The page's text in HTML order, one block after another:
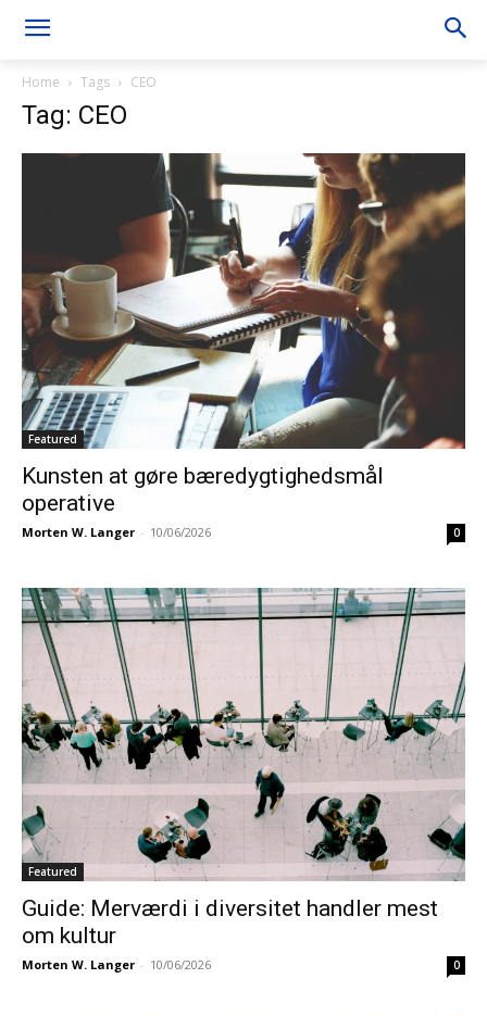
Home Tags CEO
Tag: CEO
Featured
Kunsten at gøre bæredygtighedsmål
operative
Morten W. Langer - 10/06/2026 0
Featured
Guide: Merværdi i diversitet handler mest
om kultur
Morten W. Langer - 10/06/2026 0